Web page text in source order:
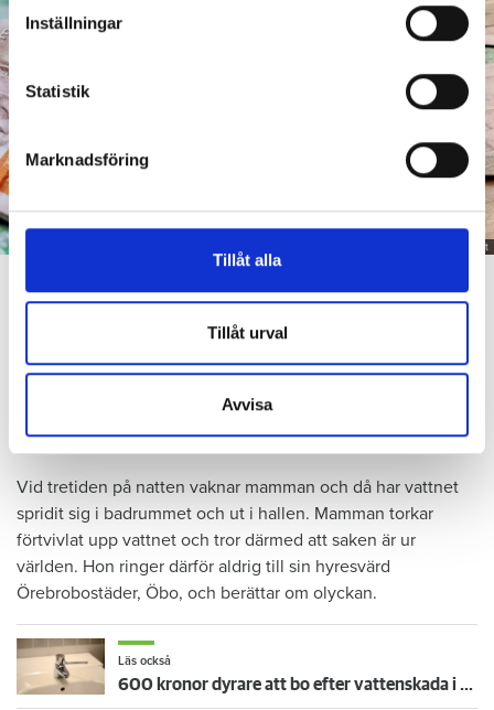
Ta reda på mer om hur dina personliga uppgifter
Du kan ändra eller dra tillbaka ditt samtycke när som
Vi använder enhetsidentifierare för att anpassa innehållet
för sociala medier och analysera vår trafik. Vi
vidarebefordrar även sådana identifierare och annan
annons- och analysföretag som vi samarbetar med.
Dessa kan i sin tur kombinera informationen med annan
samlat in när du har använt deras tjänster.
Inställningar
Statistik
Marknadsföring
Tillåt alla
Tillåt urval
Avvisa
Foto: Getty/ Tommy Andersson/ Anna Rytterbrant
En mamma får betala 300 000 kronor efter att ett barn satt på en vattenkran. Arkivbild
från en annan vattenskada.
med autism vaknar och går till badrummet. Där vrider barnet
på kranen i duschen. Men hen stänger aldrig av vattnet.
Vid tretiden på natten vaknar mamman och då har vattnet
spridit sig i badrummet och ut i hallen. Mamman torkar
förtvivlat upp vattnet och tror därmed att saken är ur
världen. Hon ringer därför aldrig till sin hyresvärd
Örebrobostäder, Öbo, och berättar om olyckan.
Läs också
600 kronor dyrare att bo efter vattenskada i Varberg